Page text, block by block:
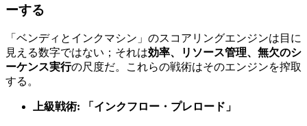
ーする
「ベンディとインクマシン」のスコアリングエンジンは目に
見える数字ではない；それは効率、リソース管理、無欠のシ
ーケンス実行の尺度だ。これらの戦術はそのエンジンを搾取
する。
上級戦術: 「インクフロー・プレロード」